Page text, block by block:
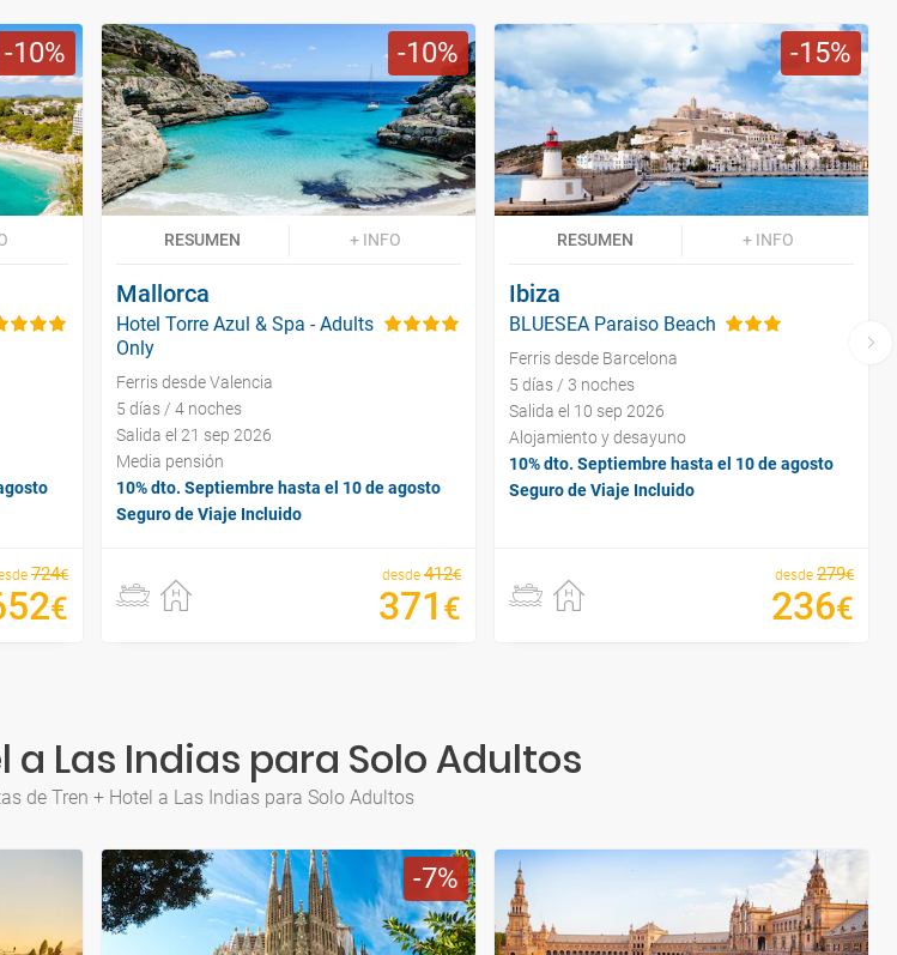
10
724€
€
10
RESUMEN + INFO
Mallorca
Hotel Torre Azul & Spa - Adults
Only
Ferris desde Valencia
5 días / 4 noches
Salida el 21 sep 2026
Media pensión
10% dto. Septiembre hasta el 10 de agosto
Seguro de Viaje Incluido
desde 412€
371 €
15
RESUMEN + INFO
Ibiza
BLUESEA Paraiso Beach
Ferris desde Barcelona
5 días / 3 noches
Salida el 10 sep 2026
Alojamiento y desayuno
10% dto. Septiembre hasta el 10 de agosto
Seguro de Viaje Incluido
desde 279€
236€
a Las Indias para Solo Adultos
de Tren + Hotel a Las Indias para Solo Adultos
7